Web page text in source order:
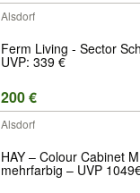
Alsdorf
Ferm Living - Sector
UVP: 339 €
200 €
Alsdorf
HAY – Colour Cabinet
mehrfarbig – UVP